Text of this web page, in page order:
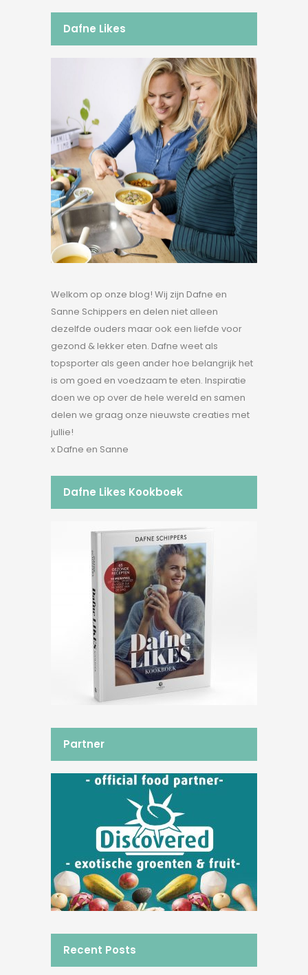
Dafne Likes
Welkom op onze blog! Wij zijn Dafne en
Sanne Schippers en delen niet alleen
dezelfde ouders maar ook een liefde voor
gezond & lekker eten. Dafne weet als
topsporter als geen ander hoe belangrijk het
is om goed en voedzaam te eten. Inspiratie
doen we op over de hele wereld en samen
delen we graag onze nieuwste creaties met
jullie!
x Dafne en Sanne
Dafne Likes Kookboek
Partner
Recent Posts